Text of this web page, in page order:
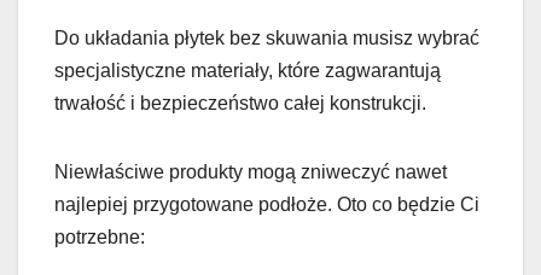
Do układania płytek bez skuwania musisz wybrać
specjalistyczne materiały, które zagwarantują
trwałość i bezpieczeństwo całej konstrukcji.
Niewłaściwe produkty mogą zniweczyć nawet
najlepiej przygotowane podłoże. Oto co będzie Ci
potrzebne: